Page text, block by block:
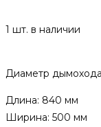
1 шт. в наличии
Диаметр дымохода
Длина: 840 мм
Ширина: 500 мм